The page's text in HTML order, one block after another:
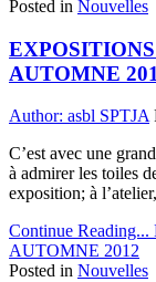
Posted in Nouvelles
AUTOMNE
Author: asbl SPTJA
C’est avec une
à admirer les toiles
exposition; à
Continue Reading...
AUTOMNE 2012
Posted in Nouvelles